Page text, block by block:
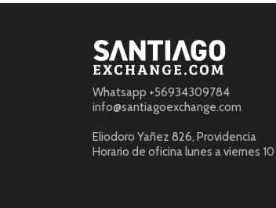
Whatsapp +56934309784
info@santiagoexchange.com
Eliodoro Yañez 826, Providencia
Horario de oficina lunes a viernes 10